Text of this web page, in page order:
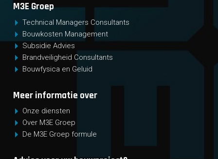
M3E Groep
Technical Managers Consultants
Bouwkosten Management
Subsidie Advies
Brandveiligheid Consultants
Bouwfysica en Geluid
Meer informatie over
Onze diensten
Over M3E Groep
De M3E Groep formule